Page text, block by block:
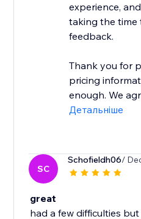
experience,
taking the time
feedback.
Thank you for
pricing
enough. We
Детальніше
SC
Schofieldh06/
great
had a few difficulties